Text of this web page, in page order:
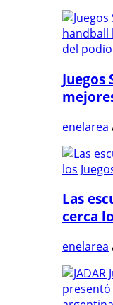
Juegos
enelarea
Las
cerca
enelarea